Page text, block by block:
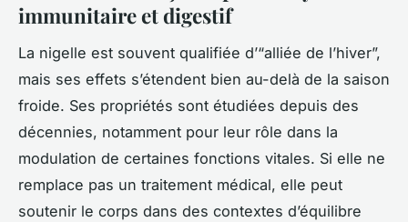
immunitaire et digestif
La nigelle est souvent qualifiée d’“alliée de l’hiver”,
mais ses effets s’étendent bien au-delà de la saison
froide. Ses propriétés sont étudiées depuis des
décennies, notamment pour leur rôle dans la
modulation de certaines fonctions vitales. Si elle ne
remplace pas un traitement médical, elle peut
soutenir le corps dans des contextes d’équilibre